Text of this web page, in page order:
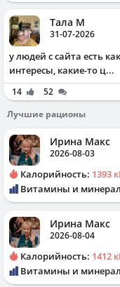
Тала М
31-07-2026
у людей с сайта есть
интересы, какие-то ц...
14
52
Лучшие рационы
Ирина Макс
2026-08-03
Калорийность: 1393
Витамины и
Ирина Макс
2026-08-04
Калорийность: 1412
Витамины и